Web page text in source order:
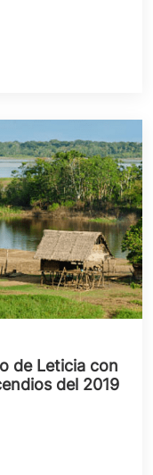
de Leticia con
del 2019